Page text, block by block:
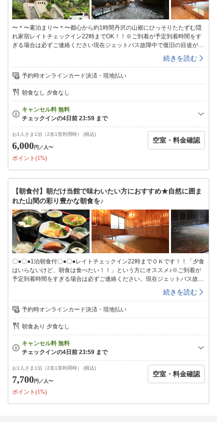
〜＊〜素泊まり〜＊〜都心から約1時間丹沢の山裾にひっそりたたずむ隠
れ家宿レイトチェックイン22時までOK！！※ご到着が予定到着時間をす
ぎる場合は必ずご連絡ください現在ジェットバス故障中で復旧の目途が立
っておりませんご迷惑をおかけいたしますが、ご了承ください゜+.——゜
+.——゜+.——゜+.——゜+.——゜+緑と水の豊かな愛川町周辺にはハイキ
ングコースや川遊びスポットがあり季節を問わずファミリーやグループで
賑わいます♪また、ゴルフ場も数多くあり、自然に身を委ね、開放感ある
コースでプレイしてみてはいかがでしょうか？春にはやわらかい陽光にき
らめく水面、夏には新緑、秋の紅葉、冬には満天の星空・・・鳥のさえず
りが耳を澄ませば聞こえてきます♪四季折々の心から癒されるひとときを
ジェットバスのお風呂に浸かりながら味わってください☆◆+。・゜*:。
+◆+。・゜*:。+◆+。・゜*:。+◆+。・゜*:。+*…*【大浴場】*…*男女各
1か所ずつのお風呂となります入浴時間：16:00〜25:00/6:00〜9:00シャン
プー、リンス、ボディーソープ、ドライヤーをご用意しております*…
*【客室】*…*お客様の人数に合わせてご案内。・8畳(トイレ無し)・10畳
(トイレ付)2タイプのお部屋がございます。※全室喫煙可・Wi-Fi完備*…
車で約20分・神奈川県立あいかわ公園：当館より車で約20分・宮ケ瀬ダ
ム：当館より車で約20分・お越しの際の交通手段をお教えください・ご到
着が予定到着時間を過ぎる場合は必ず連絡をお願いします・当日連絡が取
れる携帯電話番号をお教え下さい
続きを読む
予約時オンラインカード決済・現地払い
朝食なし 夕食なし
お1人さま1泊（2名1室利用時） (税込)
6,000円 ／人〜
ポイント(1%)
空室・料金確認
【朝食付】朝だけ当館で味わいたい方におすすめ★自然に囲ま
れた山間の彩り豊かな朝食を♪
〇●〇●1泊朝食付〇●〇●レイトチェックイン22時までＯＫです！！「夕食
はいらないけど、朝食は食べたい！！」という方にオススメ♪※ご到着が
予定到着時間をすぎる場合は必ずご連絡ください。現在ジェットバス故障
中で復旧の目途が立っておりませんご迷惑をおかけいたしますが、ご了承
ください・‥…━・‥・‥…・‥…━・‥・‥…・‥…━・‥・‥…地産
地消の旬の食材を味わえる『旅館川正』四季折々の自然に囲まれた、静か
な人情溢れる愛川町心を和ます空間がここにあります。四季折々の心から
癒されるひとときをジェットバスのお風呂に浸かりながら味わってくださ
い☆…。oо○**○оo。…。oо○**○оo。…。oо○**○оo。*…*【朝食一例】
*…*調理長自ら地元食材を厳選し、ふんだんに取り入れた彩り豊かな朝食
をお楽しみください。・焼き魚・玉子焼き・ウィンナー・生野菜サラダ・
湯豆腐・かまぼこ、明太子・山芋・香物・御飯・味噌汁※献立は一例とな
り、季節や仕入れの状況により、予告なく変更となる場合がございます。
*…*【大浴場】*…*男女各1か所ずつのお風呂となっています。入浴時間
は、１６：００〜２５：００/６：００〜９：００です。シャンプー、リ
ンス、ボディーソープ、ドライヤーがあります。*…*【客室】*…*お客様
続きを読む
予約時オンラインカード決済・現地払い
朝食あり 夕食なし
お1人さま1泊（2名1室利用時） (税込)
7,700円 ／人〜
ポイント(1%)
空室・料金確認